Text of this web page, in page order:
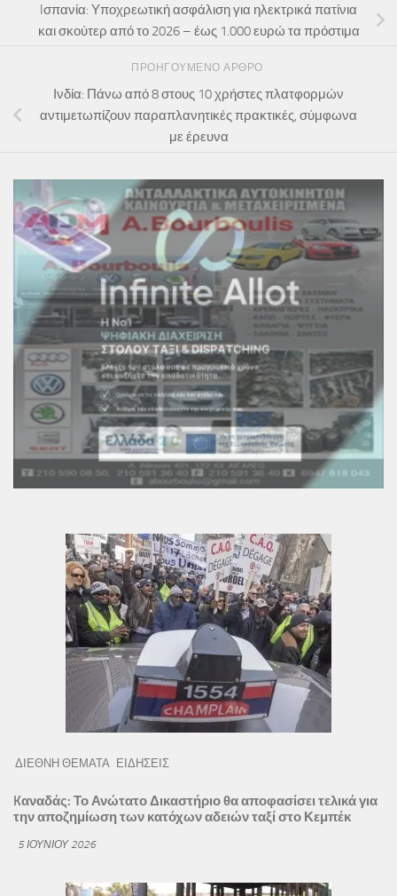
Iσπανία: Υποχρεωτική ασφάλιση για ηλεκτρικά πατίνια
και σκούτερ από το 2026 – έως 1.000 ευρώ τα πρόστιμα
ΠΡΟΗΓΟΎΜΕΝΟ ΆΡΘΡΟ
Ινδία: Πάνω από 8 στους 10 χρήστες πλατφορμών
αντιμετωπίζουν παραπλανητικές πρακτικές, σύμφωνα
με έρευνα
ΔΙΕΘΝΗ ΘΕΜΑΤΑ ΕΙΔΗΣΕΙΣ
Kαναδάς: Το Ανώτατο Δικαστήριο θα αποφασίσει τελικά για
την αποζημίωση των κατόχων αδειών ταξί στο Κεμπέκ
5 ΙΟΥΝΊΟΥ 2026